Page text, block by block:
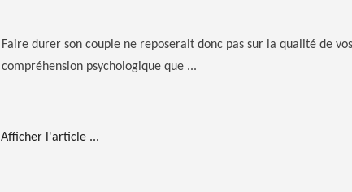
Faire durer son couple ne reposerait donc pas sur la qualité de
compréhension psychologique que ...
Afficher l'article ...